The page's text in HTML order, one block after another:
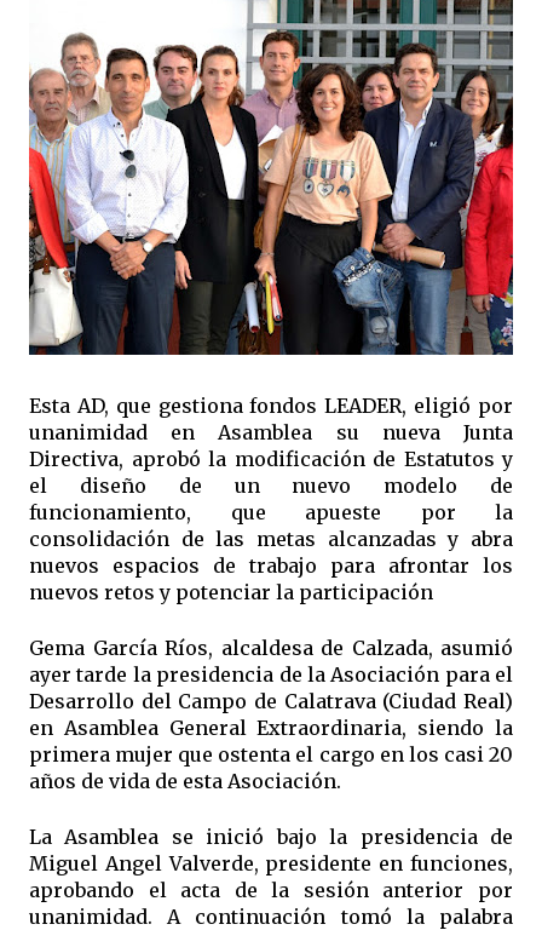
Esta AD, que gestiona fondos LEADER, eligió por
unanimidad en Asamblea su nueva Junta
Directiva, aprobó la modificación de Estatutos y
el diseño de un nuevo modelo de
funcionamiento, que apueste por la
consolidación de las metas alcanzadas y abra
nuevos espacios de trabajo para afrontar los
nuevos retos y potenciar la participación
Gema García Ríos, alcaldesa de Calzada, asumió
ayer tarde la presidencia de la Asociación para el
Desarrollo del Campo de Calatrava (Ciudad Real)
en Asamblea General Extraordinaria, siendo la
primera mujer que ostenta el cargo en los casi 20
años de vida de esta Asociación.
La Asamblea se inició bajo la presidencia de
Miguel Angel Valverde, presidente en funciones,
aprobando el acta de la sesión anterior por
unanimidad. A continuación tomó la palabra